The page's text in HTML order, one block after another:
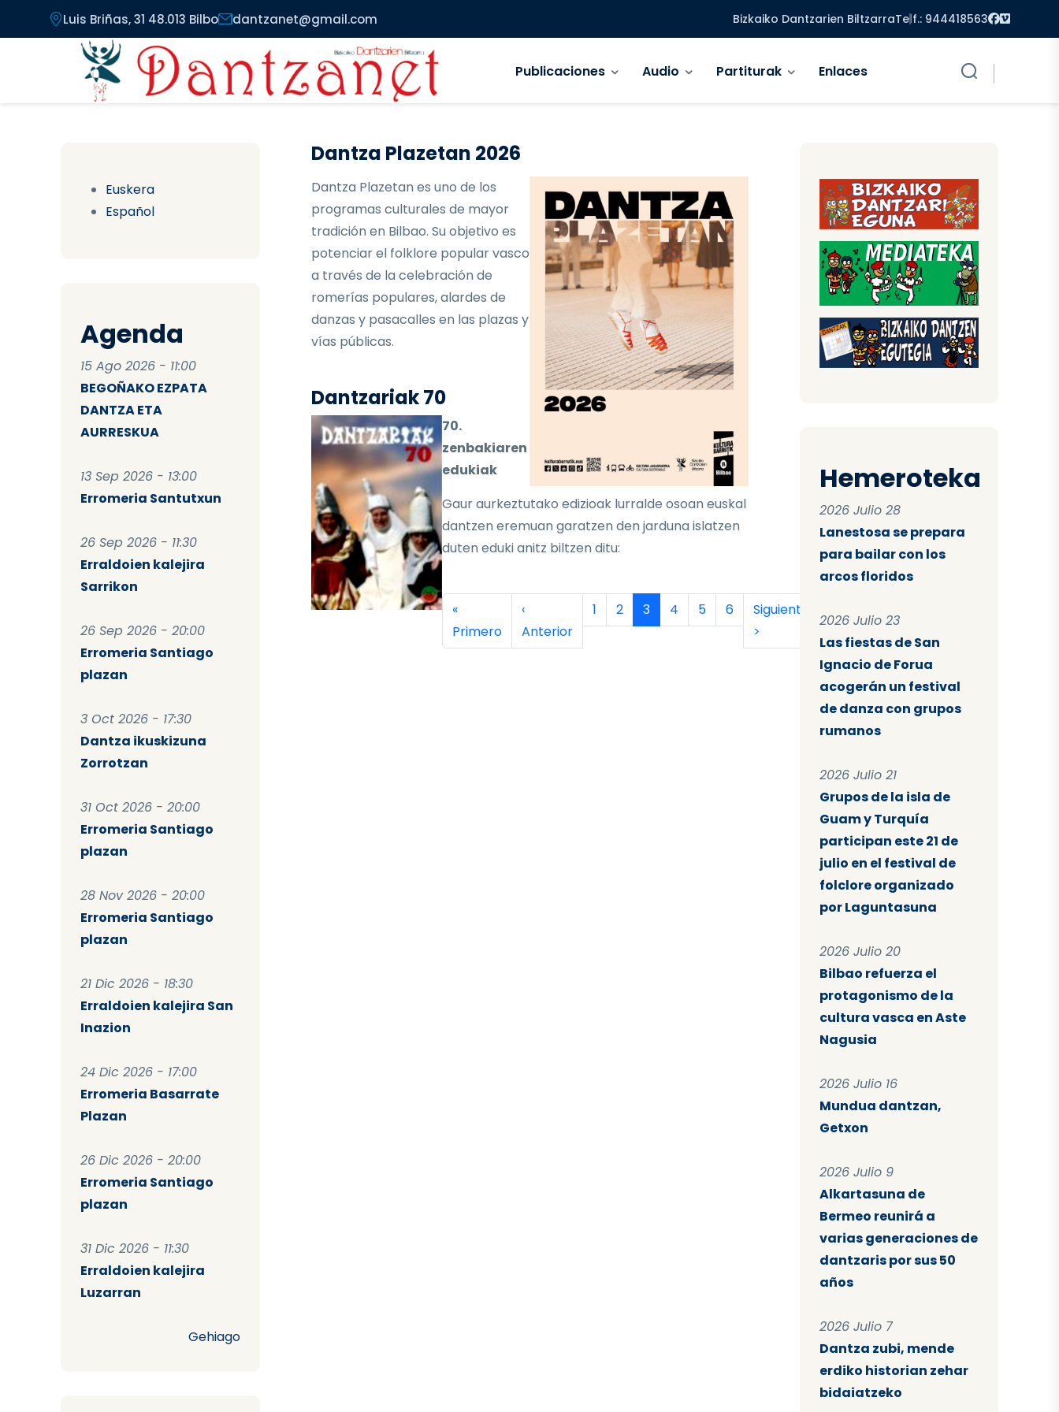
Pasar al contenido principal
Luis Briñas, 31 48.013 Bilbo dantzanet@gmail.com Bizkaiko Dantzarien BiltzarraTelf.: 944418563 Facebook
Vimeo
Publicaciones Audio Partiturak Enlaces
Euskera
Español
Agenda
15 Ago 2026 - 11:00
BEGOÑAKO EZPATA
DANTZA ETA
AURRESKUA
13 Sep 2026 - 13:00
Erromeria Santutxun
26 Sep 2026 - 11:30
Erraldoien kalejira
Sarrikon
26 Sep 2026 - 20:00
Erromeria Santiago
plazan
3 Oct 2026 - 17:30
Dantza ikuskizuna
Zorrotzan
31 Oct 2026 - 20:00
Erromeria Santiago
plazan
28 Nov 2026 - 20:00
Erromeria Santiago
plazan
21 Dic 2026 - 18:30
Erraldoien kalejira San
Inazion
24 Dic 2026 - 17:00
Erromeria Basarrate
Plazan
26 Dic 2026 - 20:00
Erromeria Santiago
plazan
31 Dic 2026 - 11:30
Erraldoien kalejira
Luzarran
Gehiago
Dantza Plazetan 2026
Dantza Plazetan es uno de los
programas culturales de mayor
tradición en Bilbao. Su objetivo es
potenciar el folklore popular vasco
a través de la celebración de
romerías populares, alardes de
danzas y pasacalles en las plazas y
vías públicas.
Dantzariak 70
70.
zenbakiaren
edukiak
Gaur aurkeztutako edizioak lurralde osoan euskal
dantzen eremuan garatzen den jarduna islatzen
duten eduki anitz biltzen ditu:
Paginación Primera página
«
Primero
Página anterior
‹
Anterior
Página
1 Página
2 Página actual
3 Página
4 Página
5 Página
6 Siguiente página
Siguiente
>
Hemeroteka
2026 Julio 28
Lanestosa se prepara
para bailar con los
arcos floridos
2026 Julio 23
Las fiestas de San
Ignacio de Forua
acogerán un festival
de danza con grupos
rumanos
2026 Julio 21
Grupos de la isla de
Guam y Turquía
participan este 21 de
julio en el festival de
folclore organizado
por Laguntasuna
2026 Julio 20
Bilbao refuerza el
protagonismo de la
cultura vasca en Aste
Nagusia
2026 Julio 16
Mundua dantzan,
Getxon
2026 Julio 9
Alkartasuna de
Bermeo reunirá a
varias generaciones de
dantzaris por sus 50
años
2026 Julio 7
Dantza zubi, mende
erdiko historian zehar
bidaiatzeko